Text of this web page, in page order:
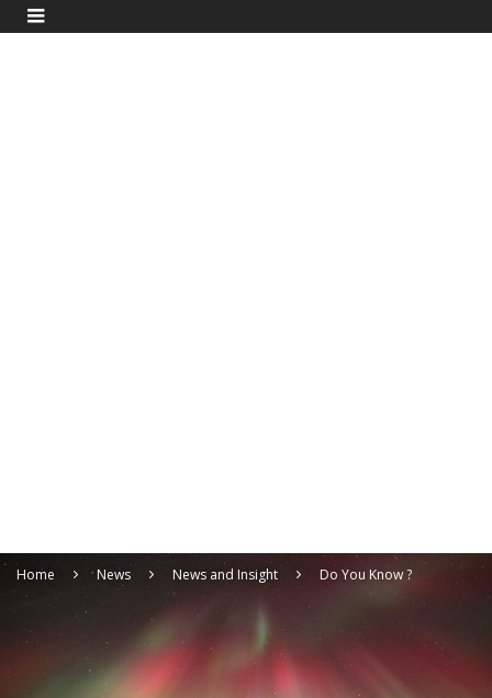
Home News News and Insight Do You Know ?